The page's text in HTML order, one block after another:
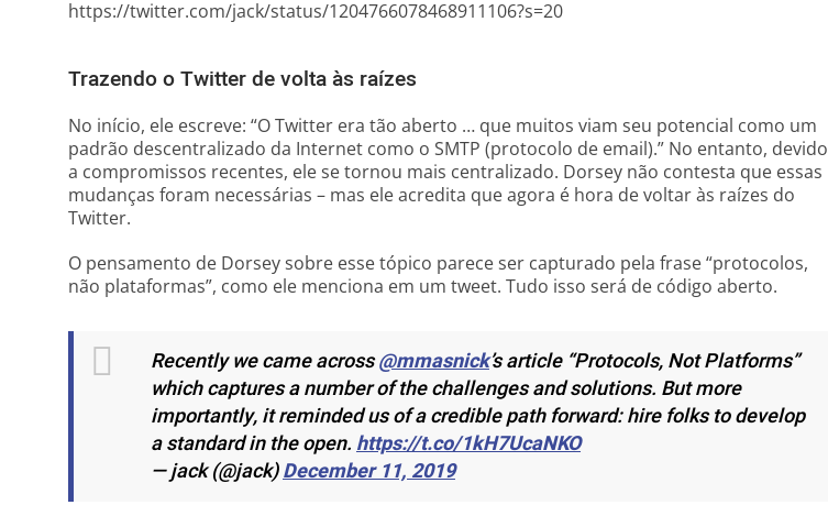
https://twitter.com/jack/status/1204766078468911106?s=20
Trazendo o Twitter de volta às raízes
No início, ele escreve: “O Twitter era tão aberto … que muitos viam seu potencial como um
padrão descentralizado da Internet como o SMTP (protocolo de email).” No entanto, devido
a compromissos recentes, ele se tornou mais centralizado. Dorsey não contesta que essas
mudanças foram necessárias – mas ele acredita que agora é hora de voltar às raízes do
Twitter.
O pensamento de Dorsey sobre esse tópico parece ser capturado pela frase “protocolos,
não plataformas”, como ele menciona em um tweet. Tudo isso será de código aberto.
Recently we came across@mmasnick’s article “Protocols, Not Platforms”
which captures a number of the challenges and solutions. But more
importantly, it reminded us of a credible path forward: hire folks to develop
a standard in the open.https://t.co/1kH7UcaNKO
— jack (@jack)December 11, 2019